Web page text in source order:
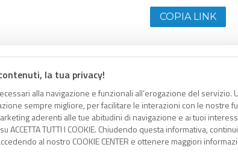
la tua privacy!
alla navigazione e funzionali all’erogazione del servizio.
sempre migliore, per facilitare le interazioni con le nostre
aderenti alle tue abitudini di navigazione e ai tuoi
TUTTI I COOKIE. Chiudendo questa informativa,
al nostro COOKIE CENTER e ottenere maggiori
COPIA LINK
RSS negli appunti.